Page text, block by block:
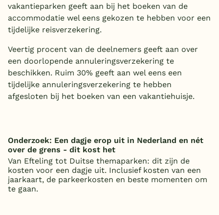
vakantieparken geeft aan bij het boeken van de
accommodatie wel eens gekozen te hebben voor een
tijdelijke reisverzekering.
Veertig procent van de deelnemers geeft aan over
een doorlopende annuleringsverzekering te
beschikken. Ruim 30% geeft aan wel eens een
tijdelijke annuleringsverzekering te hebben
afgesloten bij het boeken van een vakantiehuisje.
Onderzoek: Een dagje erop uit in Nederland en nét
over de grens - dit kost het
Van Efteling tot Duitse themaparken: dit zijn de
kosten voor een dagje uit. Inclusief kosten van een
jaarkaart, de parkeerkosten en beste momenten om
te gaan.